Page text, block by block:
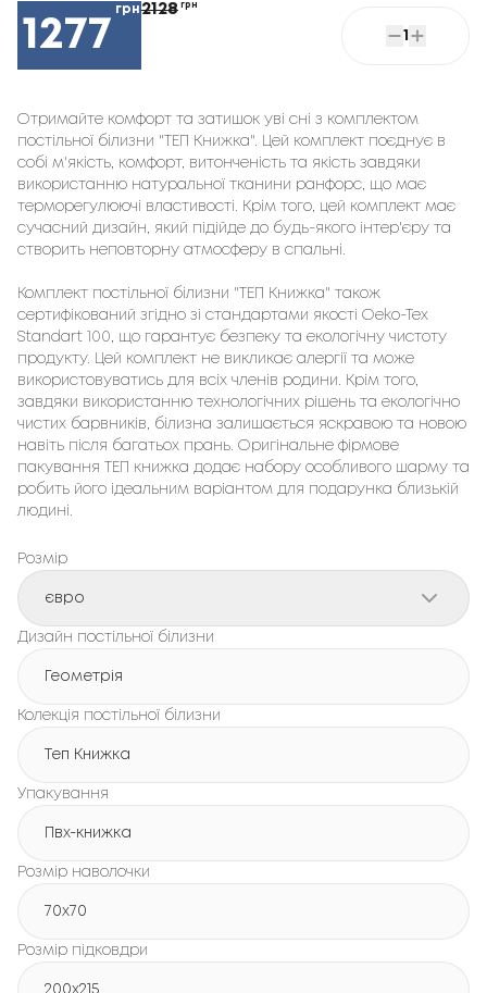
1277
грн2128 грн
1
Отримайте комфорт та затишок уві сні з комплектом
постільної білизни "ТЕП Книжка". Цей комплект поєднує в
собі м'якість, комфорт, витонченість та якість завдяки
використанню натуральної тканини ранфорс, що має
терморегулюючі властивості. Крім того, цей комплект має
сучасний дизайн, який підійде до будь-якого інтер'єру та
створить неповторну атмосферу в спальні.
Комплект постільної білизни "ТЕП Книжка" також
сертифікований згідно зі стандартами якості Oeko-Tex
Standart 100, що гарантує безпеку та екологічну чистоту
продукту. Цей комплект не викликає алергії та може
використовуватись для всіх членів родини. Крім того,
завдяки використанню технологічних рішень та екологічно
чистих барвників, білизна залишається яскравою та новою
навіть після багатьох прань. Оригінальне фірмове
пакування ТЕП книжка додає набору особливого шарму та
робить його ідеальним варіантом для подарунка близькій
людині.
Розмір
євро
Дизайн постільної білизни
Геометрія
Колекція постільної білизни
Теп Книжка
Упакування
Пвх-книжка
Розмір наволочки
70x70
Розмір підковдри
200х215